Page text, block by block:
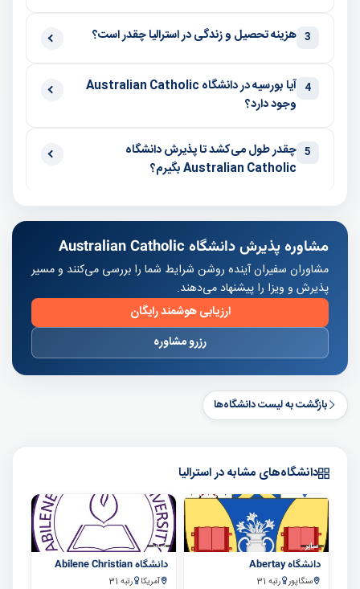
3 هزینه تحصیل و زندگی در استرالیا چقدر است؟
4
آیا بورسیه در دانشگاه Australian Catholic
وجود دارد؟
5 چقدر طول می‌کشد تا پذیرش دانشگاه
Australian Catholic بگیرم؟
مشاوره پذیرش دانشگاه Australian Catholic
مشاوران سفیران آینده روشن شرایط شما را بررسی می‌کنند و مسیر
پذیرش و ویزا را پیشنهاد می‌دهند.
ارزیابی هوشمند رایگان
رزرو مشاوره
بازگشت به لیست دانشگاه‌ها
دانشگاه‌های مشابه در استرالیا
سایر
دانشگاه Abertay
سنگاپور رتبه 31
سایر
دانشگاه Abilene Christian
آمریکا رتبه 31